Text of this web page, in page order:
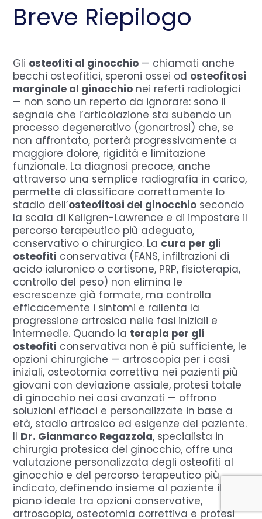
Breve Riepilogo
Gli osteofiti al ginocchio — chiamati anche
becchi osteofitici, speroni ossei od osteofitosi
marginale al ginocchio nei referti radiologici
— non sono un reperto da ignorare: sono il
segnale che l’articolazione sta subendo un
processo degenerativo (gonartrosi) che, se
non affrontato, porterà progressivamente a
maggiore dolore, rigidità e limitazione
funzionale. La diagnosi precoce, anche
attraverso una semplice radiografia in carico,
permette di classificare correttamente lo
stadio dell’osteofitosi del ginocchio secondo
la scala di Kellgren-Lawrence e di impostare il
percorso terapeutico più adeguato,
conservativo o chirurgico. La cura per gli
osteofiti conservativa (FANS, infiltrazioni di
acido ialuronico o cortisone, PRP, fisioterapia,
controllo del peso) non elimina le
escrescenze già formate, ma controlla
efficacemente i sintomi e rallenta la
progressione artrosica nelle fasi iniziali e
intermedie. Quando la terapia per gli
osteofiti conservativa non è più sufficiente, le
opzioni chirurgiche — artroscopia per i casi
iniziali, osteotomia correttiva nei pazienti più
giovani con deviazione assiale, protesi totale
di ginocchio nei casi avanzati — offrono
soluzioni efficaci e personalizzate in base a
età, stadio artrosico ed esigenze del paziente.
Il Dr. Gianmarco Regazzola, specialista in
chirurgia protesica del ginocchio, offre una
valutazione personalizzata degli osteofiti al
ginocchio e del percorso terapeutico più
indicato, definendo insieme al paziente il
piano ideale tra opzioni conservative,
artroscopia, osteotomia correttiva e protesi